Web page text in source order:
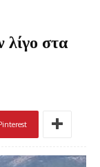
στα